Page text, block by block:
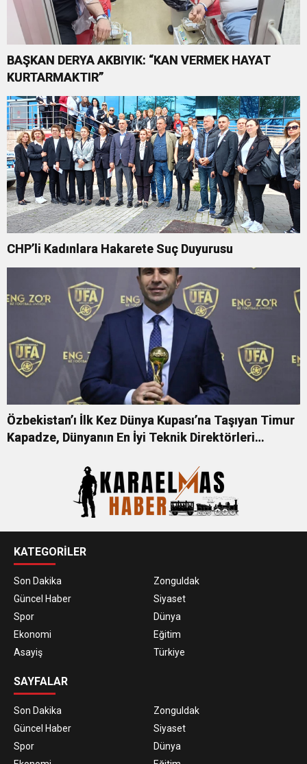
BAŞKAN DERYA AKBIYIK: “KAN VERMEK HAYAT
KURTARMAKTIR”
CHP’li Kadınlara Hakarete Suç Duyurusu
Özbekistan’ı İlk Kez Dünya Kupası’na Taşıyan Timur
Kapadze, Dünyanın En İyi Teknik Direktörleri
KATEGORİLER
Son Dakika
Zonguldak
Güncel Haber
Siyaset
Spor
Dünya
Ekonomi
Eğitim
Asayiş
Türkiye
SAYFALAR
Son Dakika
Zonguldak
Güncel Haber
Siyaset
Spor
Dünya